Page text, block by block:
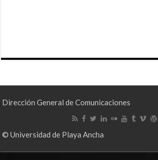
Dirección General de Comunicaciones
© Universidad de Playa Ancha